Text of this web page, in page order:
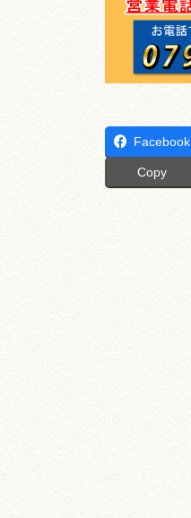
Facebook
Copy